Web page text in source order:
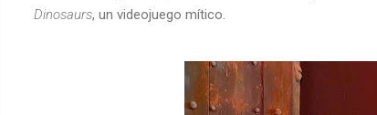
Dinosaurs, un videojuego mítico.